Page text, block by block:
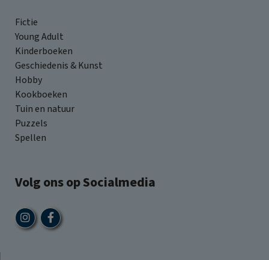
Fictie
Young Adult
Kinderboeken
Geschiedenis & Kunst
Hobby
Kookboeken
Tuin en natuur
Puzzels
Spellen
Volg ons op Socialmedia